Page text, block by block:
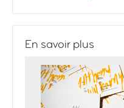
En savoir plus